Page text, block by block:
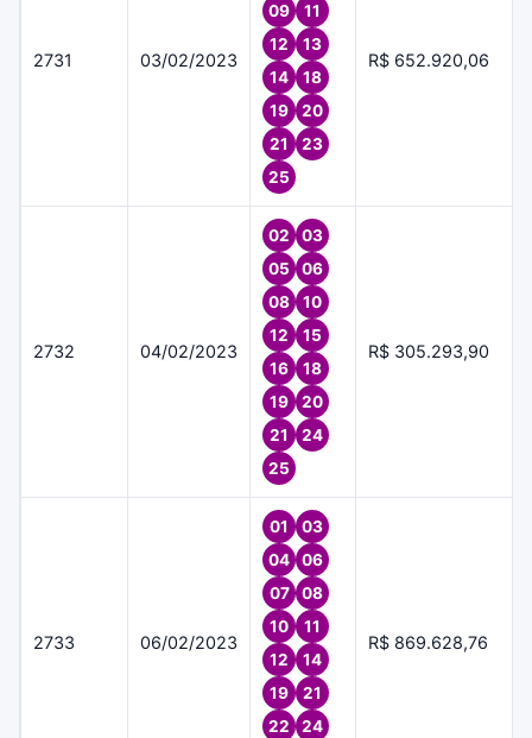
2731 03/02/2023
09
11
12
13
14
18
19
20
21
23
25
R$ 652.920,06
2732 04/02/2023
02
03
05
06
08
10
12
15
16
18
19
20
21
24
25
R$ 305.293,90
2733 06/02/2023
01
03
04
06
07
08
10
11
12
14
19
21
22
24
R$ 869.628,76